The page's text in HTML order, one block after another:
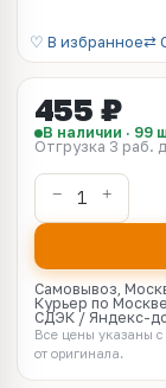
♡ В избранное⇄
455 ₽
В наличии · 99
Отгрузка 3 раб.
Самовывоз,
Курьер по
СДЭК / Яндекс-
Все цены указаны
от оригинала.